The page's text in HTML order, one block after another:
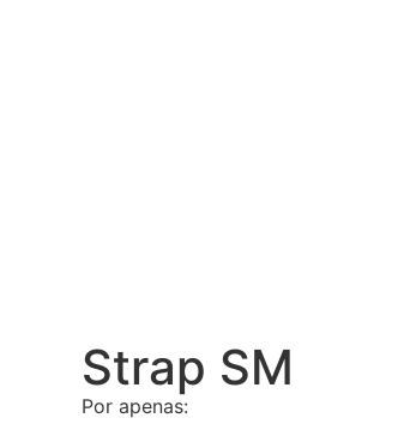
Strap SM
Por apenas: